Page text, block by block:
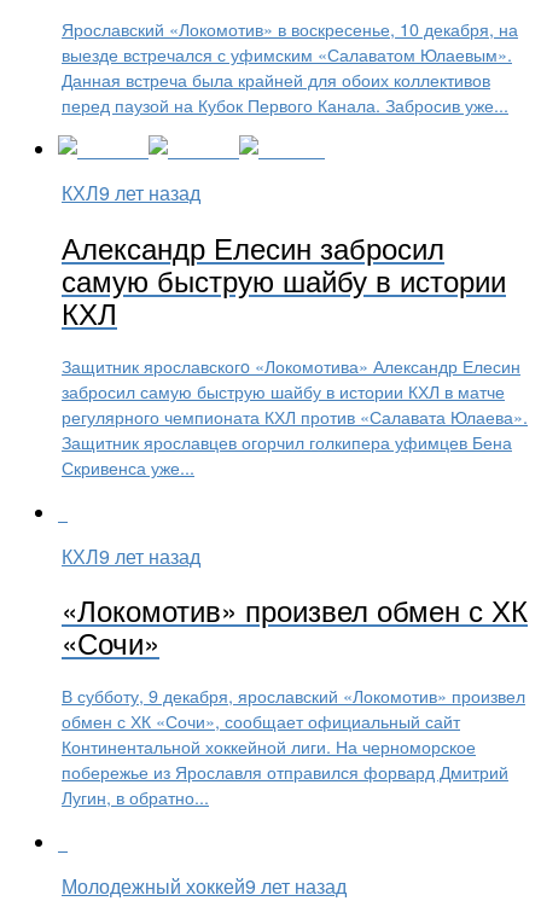
Ярославский «Локомотив» в воскресенье, 10 декабря, на
выезде встречался с уфимским «Салаватом Юлаевым».
Данная встреча была крайней для обоих коллективов
перед паузой на Кубок Первого Канала. Забросив уже...
КХЛ9 лет назад
Александр Елесин забросил
самую быструю шайбу в истории
КХЛ
Защитник ярославскогo «Локомотива» Александр Елесин
забросил самую быструю шайбу в истории КХЛ в матче
регулярного чемпионата КХЛ против «Салавата Юлаева».
Защитник ярославцев огорчил голкипера уфимцев Бена
Скривенса уже...
КХЛ9 лет назад
«Локомотив» произвел обмен с ХК
«Сочи»
В субботу, 9 декабря, ярославский «Локомотив» произвел
обмен с ХК «Сочи», сообщает официальный сайт
Континентальной хоккейной лиги. На черноморское
побережье из Ярославля отправился форвард Дмитрий
Лугин, в обратно...
Молодежный хоккей9 лет назад